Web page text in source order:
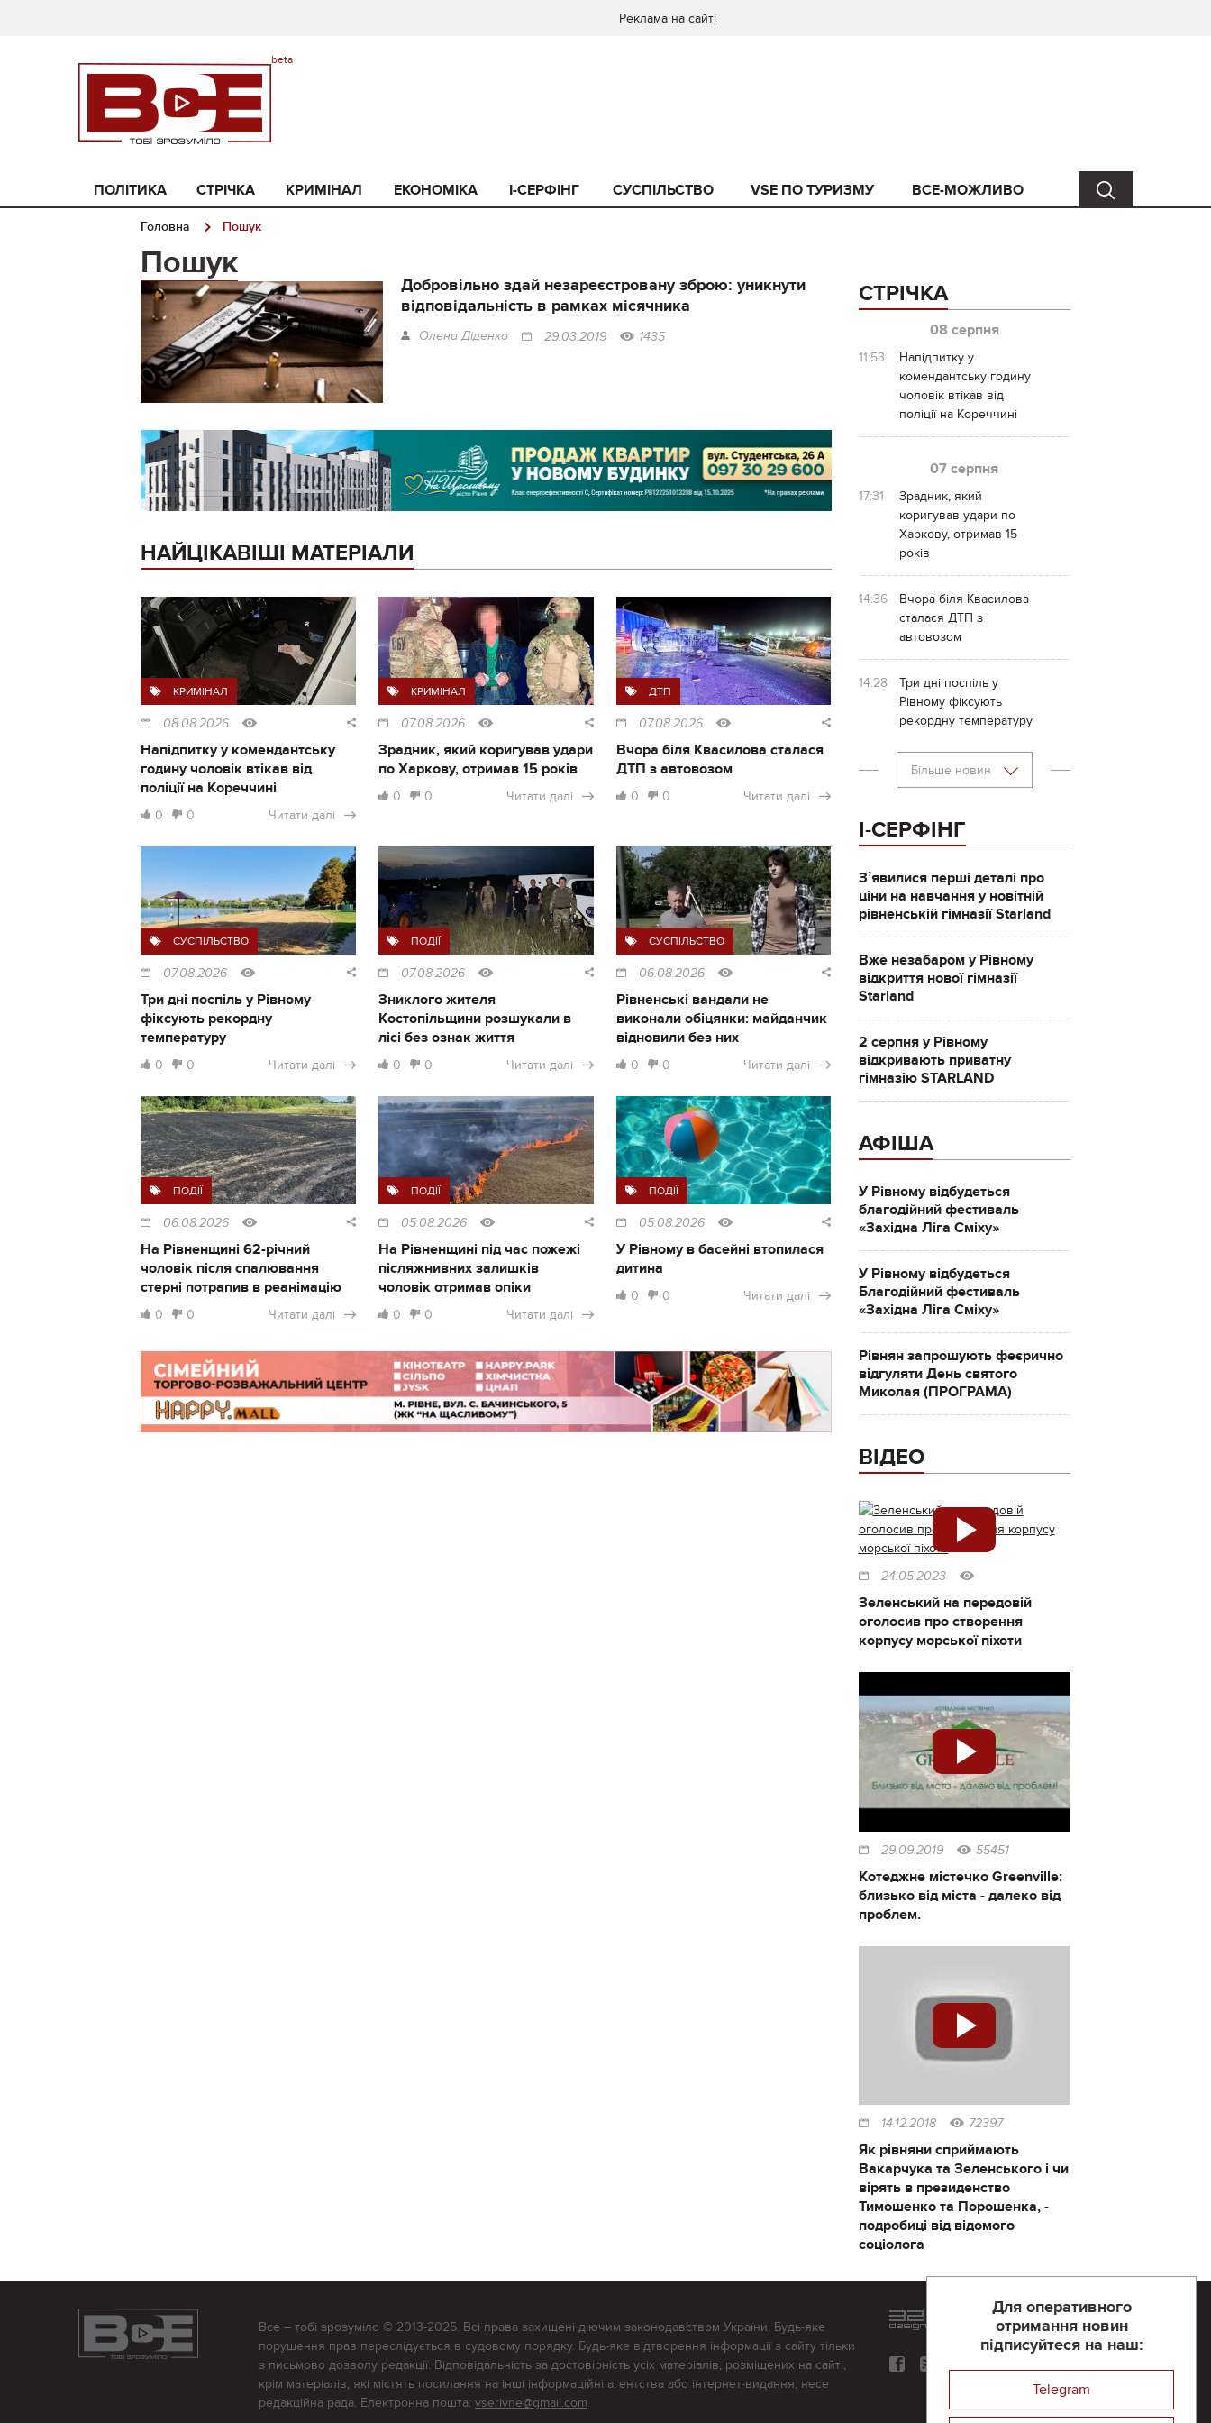
Реклама на сайті
ПОЛІТИКА СТРІЧКА КРИМІНАЛ ЕКОНОМІКА I-СЕРФІНГ СУСПІЛЬСТВО VSE ПО ТУРИЗМУ ВСЕ-МОЖЛИВО
Головна Пошук
Пошук
Добровільно здай незареєстровану зброю: уникнути
відповідальність в рамках місячника
Олена Діденко 29.03.2019 1435
НАЙЦІКАВІШІ МАТЕРІАЛИ
КРИМІНАЛ
08.08.2026
Напідпитку у комендантську
годину чоловік втікав від
поліції на Кореччині
0 0 Читати далі
КРИМІНАЛ
07.08.2026
Зрадник, який коригував удари
по Харкову, отримав 15 років
0 0 Читати далі
ДТП
07.08.2026
Вчора біля Квасилова сталася
ДТП з автовозом
0 0 Читати далі
СУСПІЛЬСТВО
07.08.2026
Три дні поспіль у Рівному
фіксують рекордну
температуру
0 0 Читати далі
ПОДІЇ
07.08.2026
Зниклого жителя
Костопільщини розшукали в
лісі без ознак життя
0 0 Читати далі
СУСПІЛЬСТВО
06.08.2026
Рівненські вандали не
виконали обіцянки: майданчик
відновили без них
0 0 Читати далі
ПОДІЇ
06.08.2026
На Рівненщині 62-річний
чоловік після спалювання
стерні потрапив в реанімацію
0 0 Читати далі
ПОДІЇ
05.08.2026
На Рівненщині під час пожежі
післяжнивних залишків
чоловік отримав опіки
0 0 Читати далі
ПОДІЇ
05.08.2026
У Рівному в басейні втопилася
дитина
0 0 Читати далі
СТРІЧКА
08 серпня
11:53
Напідпитку у
комендантську годину
чоловік втікав від
поліції на Кореччині
07 серпня
17:31
Зрадник, який
коригував удари по
Харкову, отримав 15
років
14:36
Вчора біля Квасилова
сталася ДТП з
автовозом
14:28
Три дні поспіль у
Рівному фіксують
рекордну температуру
Більше новин
І-СЕРФІНГ
Зʼявилися перші деталі про
ціни на навчання у новітній
рівненській гімназії Starland
Вже незабаром у Рівному
відкриття нової гімназії
Starland
2 серпня у Рівному
відкривають приватну
гімназію STARLAND
АФІША
У Рівному відбудеться
благодійний фестиваль
«Західна Ліга Сміху»
У Рівному відбудеться
Благодійний фестиваль
«Західна Ліга Сміху»
Рівнян запрошують феєрично
відгуляти День святого
Миколая (ПРОГРАМА)
ВІДЕО
24.05.2023
Зеленський на передовій
оголосив про створення
корпусу морської піхоти
29.09.2019 55451
Котеджне містечко Greenville:
близько від міста - далеко від
проблем.
14.12.2018 72397
Як рівняни сприймають
Вакарчука та Зеленського і чи
вірять в президенство
Тимошенко та Порошенка, -
подробиці від відомого
соціолога
Для оперативного
отримання новин
підписуйтеся на наш:
Telegram
Все – тобі зрозуміло © 2013-2025. Всі права захищені діючим законодавством України. Будь-яке
порушення прав переслідується в судовому порядку. Будь-яке відтворення інформації з сайту тільки
з письмово дозволу редакції. Відповідальність за достовірність усіх матеріалів, розміщених на сайті,
крім матеріалів, які містять посилання на інші інформаційні агентства або інтернет-видання, несе
редакційна рада. Електронна пошта: vserivne@gmail.com
Розроблений та підтримується
компанії 32х32